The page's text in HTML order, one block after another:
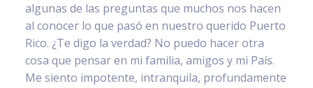
algunas de las preguntas que muchos nos hacen
al conocer lo que pasó en nuestro querido Puerto
Rico. ¿Te digo la verdad? No puedo hacer otra
cosa que pensar en mi familia, amigos y mi País.
Me siento impotente, intranquila, profundamente